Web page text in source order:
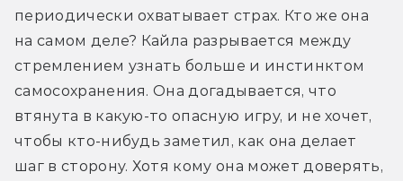
периодически охватывает страх. Кто же она
на самом деле? Кайла разрывается между
стремлением узнать больше и инстинктом
самосохранения. Она догадывается, что
втянута в какую-то опасную игру, и не хочет,
чтобы кто-нибудь заметил, как она делает
шаг в сторону. Хотя кому она может доверять,